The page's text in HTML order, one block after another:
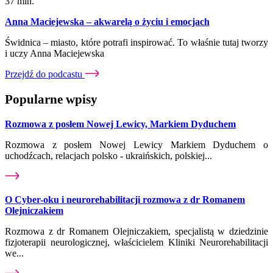
Anna Maciejewska – akwarelą o życiu i emocjach
Świdnica – miasto, które potrafi inspirować. To właśnie tutaj tworzy
i uczy Anna Maciejewska
Przejdź do podcastu
Popularne wpisy
Rozmowa z posłem Nowej Lewicy, Markiem Dyduchem
Rozmowa z posłem Nowej Lewicy Markiem Dyduchem o
uchodźcach, relacjach polsko - ukraińskich, polskiej...
O Cyber-oku i neurorehabilitacji rozmowa z dr Romanem
Olejniczakiem
Rozmowa z dr Romanem Olejniczakiem, specjalistą w dziedzinie
fizjoterapii neurologicznej, właścicielem Kliniki Neurorehabilitacji
we...